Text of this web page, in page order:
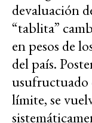
devaluación
“tablita”
en pesos de
del país.
usufructuado
límite, se